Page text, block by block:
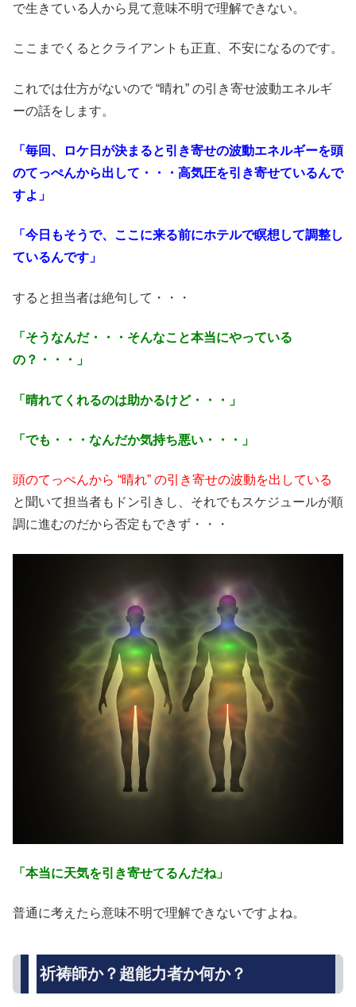
で生きている人から見て意味不明で理解できない。
ここまでくるとクライアントも正直、不安になるのです。
これでは仕方がないので “晴れ” の引き寄せ波動エネルギ
ーの話をします。
「毎回、ロケ日が決まると引き寄せの波動エネルギーを頭
のてっぺんから出して・・・高気圧を引き寄せているんで
すよ」
「今日もそうで、ここに来る前にホテルで瞑想して調整し
ているんです」
すると担当者は絶句して・・・
「そうなんだ・・・そんなこと本当にやっている
の？・・・」
「晴れてくれるのは助かるけど・・・」
「でも・・・なんだか気持ち悪い・・・」
頭のてっぺんから “晴れ” の引き寄せの波動を出している
と聞いて担当者もドン引きし、それでもスケジュールが順
調に進むのだから否定もできず・・・
「本当に天気を引き寄せてるんだね」
普通に考えたら意味不明で理解できないですよね。
祈祷師か？超能力者か何か？